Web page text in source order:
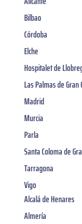
Bilbao
Córdoba
Elche
Hospitalet de
Las Palmas de Gran
Madrid
Murcia
Parla
Santa Coloma de
Tarragona
Vigo
Alcalá de Henares
Almería